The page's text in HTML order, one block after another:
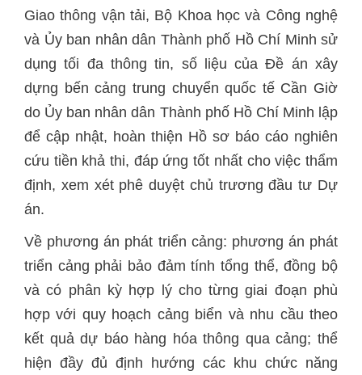
Giao thông vận tải, Bộ Khoa học và Công nghệ
và Ủy ban nhân dân Thành phố Hồ Chí Minh sử
dụng tối đa thông tin, số liệu của Đề án xây
dựng bến cảng trung chuyển quốc tế Cần Giờ
do Ủy ban nhân dân Thành phố Hồ Chí Minh lập
để cập nhật, hoàn thiện Hồ sơ báo cáo nghiên
cứu tiền khả thi, đáp ứng tốt nhất cho việc thẩm
định, xem xét phê duyệt chủ trương đầu tư Dự
án.
Về phương án phát triển cảng: phương án phát
triển cảng phải bảo đảm tính tổng thể, đồng bộ
và có phân kỳ hợp lý cho từng giai đoạn phù
hợp với quy hoạch cảng biển và nhu cầu theo
kết quả dự báo hàng hóa thông qua cảng; thể
hiện đầy đủ định hướng các khu chức năng